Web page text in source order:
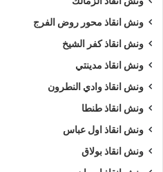
ونش انقاذ محور روض الفرج
ونش انقاذ كفر الشيخ
ونش انقاذ مدينتي
ونش انقاذ وادي النطرون
ونش انقاذ طنطا
ونش انقاذ اول عباس
ونش انقاذ بولاق